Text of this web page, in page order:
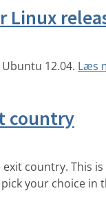
Linux
12.04. Læs
country
exit country. This
your choice in